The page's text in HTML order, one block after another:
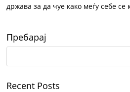
држава за да чуе како меѓу себе
Пребарај
Recent Posts